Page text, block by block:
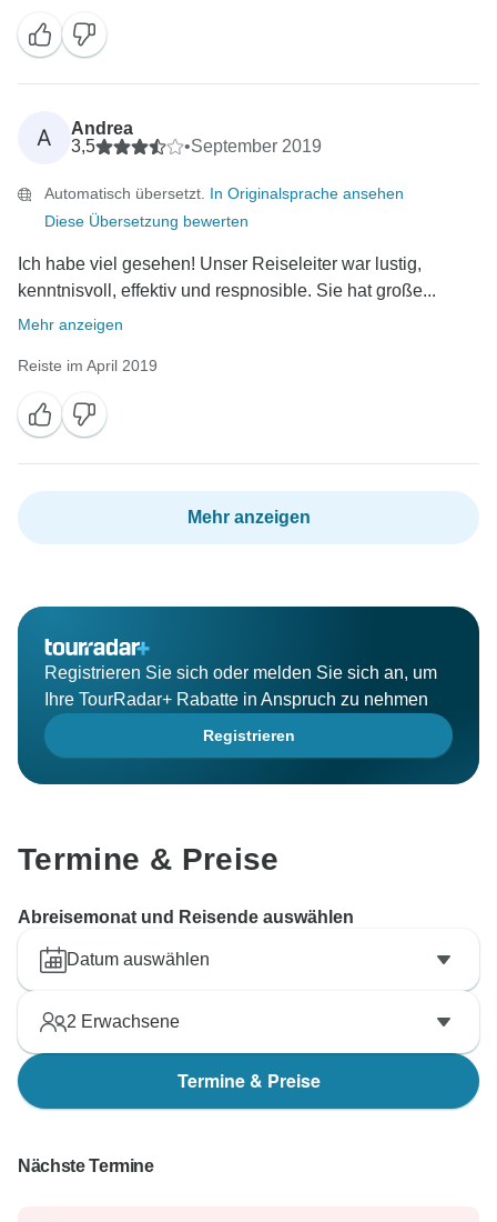
A
Andrea
3,5
•September 2019
Automatisch übersetzt. In Originalsprache ansehen
Diese Übersetzung bewerten
Ich habe viel gesehen! Unser Reiseleiter war lustig,
kenntnisvoll, effektiv und respnosible. Sie hat große...
Mehr anzeigen
Reiste im April 2019
Mehr anzeigen
Registrieren Sie sich oder melden Sie sich an, um
Ihre TourRadar+ Rabatte in Anspruch zu nehmen
Registrieren
Termine & Preise
Abreisemonat und Reisende auswählen
Datum auswählen
2 Erwachsene
Termine & Preise
Nächste Termine